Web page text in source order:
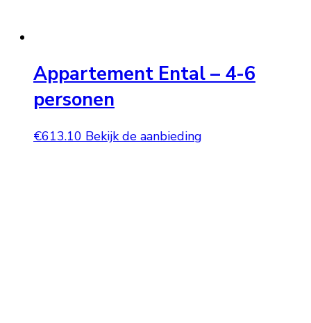
Appartement Ental – 4-6
personen
€613.10 Bekijk de aanbieding